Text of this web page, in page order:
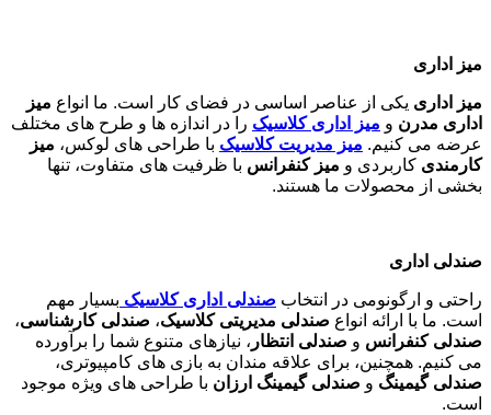
میز اداری
میز اداری یکی از عناصر اساسی در فضای کار است. ما انواع میز
اداری مدرن و میز اداری کلاسیک را در اندازه ها و طرح های مختلف
عرضه می کنیم. میز مدیریت کلاسیک با طراحی های لوکس، میز
کارمندی کاربردی و میز کنفرانس با ظرفیت های متفاوت، تنها
بخشی از محصولات ما هستند.
صندلی اداری
راحتی و ارگونومی در انتخاب صندلی اداری کلاسیک بسیار مهم
است. ما با ارائه انواع صندلی مدیریتی کلاسیک، صندلی کارشناسی،
صندلی کنفرانس و صندلی انتظار ، نیازهای متنوع شما را برآورده
می کنیم. همچنین، برای علاقه مندان به بازی های کامپیوتری،
صندلی گیمینگ و صندلی گیمینگ ارزان با طراحی های ویژه موجود
است.